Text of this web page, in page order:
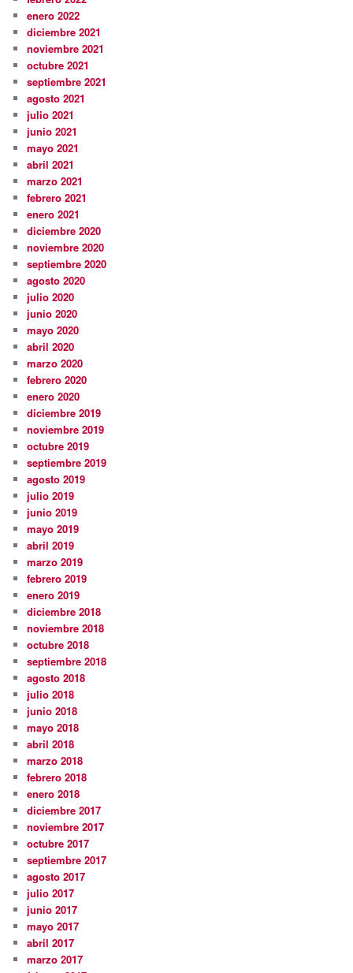
enero 2022
diciembre 2021
noviembre 2021
octubre 2021
septiembre 2021
agosto 2021
julio 2021
junio 2021
mayo 2021
abril 2021
marzo 2021
febrero 2021
enero 2021
diciembre 2020
noviembre 2020
septiembre 2020
agosto 2020
julio 2020
junio 2020
mayo 2020
abril 2020
marzo 2020
febrero 2020
enero 2020
diciembre 2019
noviembre 2019
octubre 2019
septiembre 2019
agosto 2019
julio 2019
junio 2019
mayo 2019
abril 2019
marzo 2019
febrero 2019
enero 2019
diciembre 2018
noviembre 2018
octubre 2018
septiembre 2018
agosto 2018
julio 2018
junio 2018
mayo 2018
abril 2018
marzo 2018
febrero 2018
enero 2018
diciembre 2017
noviembre 2017
octubre 2017
septiembre 2017
agosto 2017
julio 2017
junio 2017
mayo 2017
abril 2017
marzo 2017